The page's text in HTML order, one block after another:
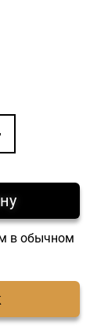
в обычном